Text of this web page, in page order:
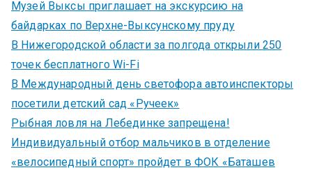
Музей Выксы приглашает на экскурсию на
байдарках по Верхне-Выксунскому пруду
В Нижегородской области за полгода открыли 250
точек бесплатного Wi-Fi
В Международный день светофора автоинспекторы
посетили детский сад «Ручеек»
Рыбная ловля на Лебединке запрещена!
Индивидуальный отбор мальчиков в отделение
«велосипедный спорт» пройдет в ФОК «Баташев